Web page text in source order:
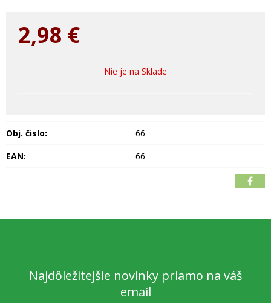
2,98 €
Nie je na Sklade
Obj. čislo:
66
EAN:
66
Najdôležitejšie novinky priamo na váš
email